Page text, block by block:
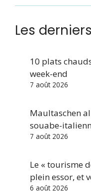
Les
10 plats
week-end
7 août 2026
Maultaschen
souabe-
7 août 2026
Le « tourisme
plein essor, et
6 août 2026